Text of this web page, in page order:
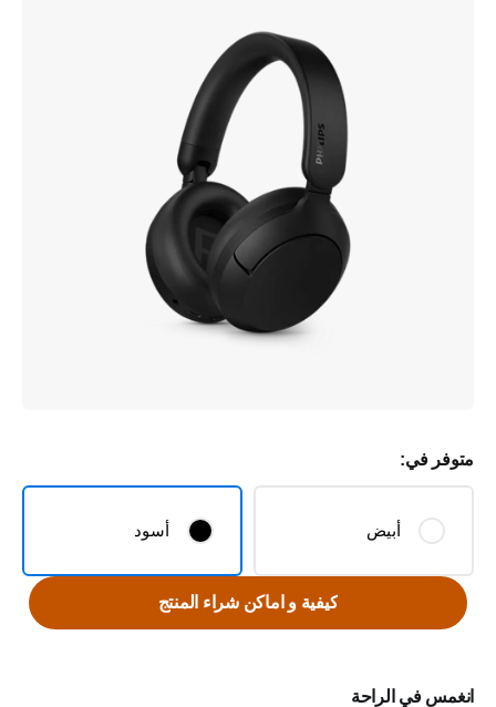
انغمس في الراحة
متوفر في:
أبيض أسود
كيفية و اماكن شراء المنتج